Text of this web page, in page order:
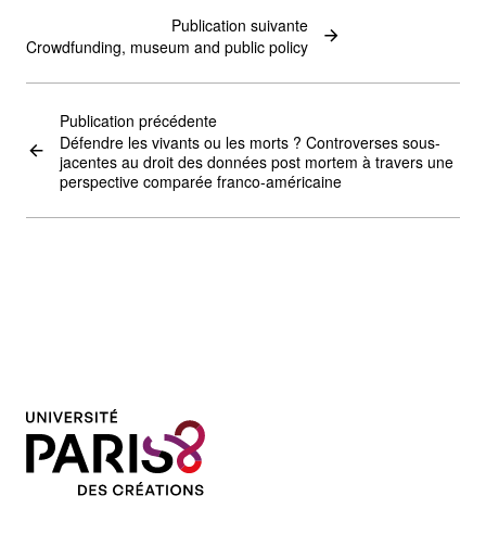
Publication précédente
Défendre les vivants ou les morts ? Controverses sous-
jacentes au droit des données post mortem à travers une
perspective comparée franco-américaine
Publication suivante
Crowdfunding, museum and public policy